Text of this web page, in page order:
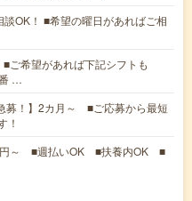
OK！ ■希望の曜日があればご相
ご希望があれば下記シフトも
…
募！】2カ月～ ■ご応募から最短
！
円～ ■週払いOK ■扶養内OK ■